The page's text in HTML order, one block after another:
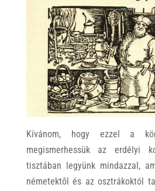
Kívánom, hogy ezzel a
megismerhessük az erdélyi
tisztában legyünk mindazzal,
németektől és az osztrákoktól